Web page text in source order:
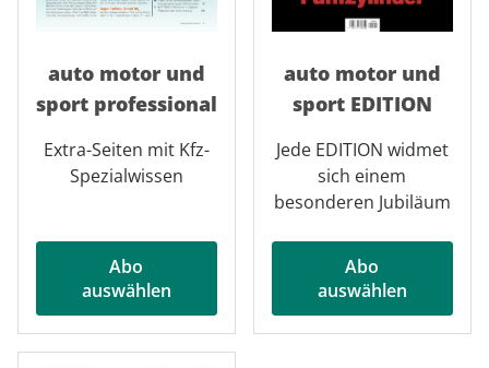
auto motor und
sport professional
Extra-Seiten mit Kfz-
Spezialwissen
Abo
auswählen
auto motor und
sport EDITION
Jede EDITION widmet
sich einem
besonderen Jubiläum
Abo
auswählen